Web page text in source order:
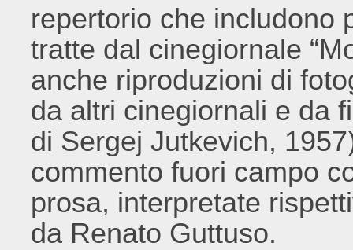
repertorio che includono
tratte dal cinegiornale
anche riproduzioni di
da altri cinegiornali e da
di Sergej Jutkevich,
commento fuori campo
prosa, interpretate
da Renato Guttuso.